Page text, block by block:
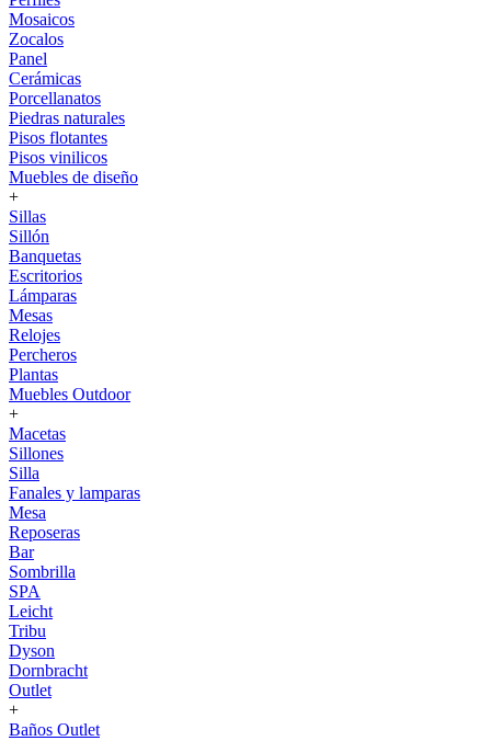
Mosaicos
Zocalos
Panel
Cerámicas
Porcellanatos
Piedras naturales
Pisos flotantes
Pisos vinilicos
Muebles de diseño
+
Sillas
Sillón
Banquetas
Escritorios
Lámparas
Mesas
Relojes
Percheros
Plantas
Muebles Outdoor
+
Macetas
Sillones
Silla
Fanales y lamparas
Mesa
Reposeras
Bar
Sombrilla
SPA
Leicht
Tribu
Dyson
Dornbracht
Outlet
+
Baños Outlet